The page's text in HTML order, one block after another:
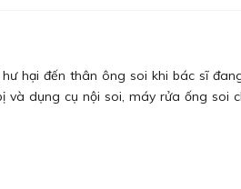
hại đến thân ông soi khi bác sĩ
và dụng cụ nội soi, máy rửa ống soi